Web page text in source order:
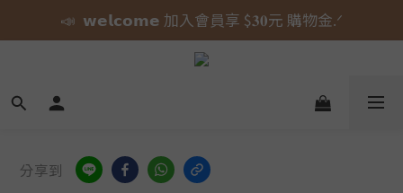
🎀 蝴蝶結貓貓的大人系日常 新上市⋆˚𝜗𝜚˚⋆
📣  𝘄𝗲𝗹𝗰𝗼𝗺𝗲 加入會員享 $𝟑𝟎元 購物金.ᐟ
⚠️ 授權即將到期｜威嗝高校 自黏收納巾 現貨倒數中.ᐟ
🎀 蝴蝶結貓貓的大人系日常 新上市⋆˚𝜗𝜚˚⋆
分享到